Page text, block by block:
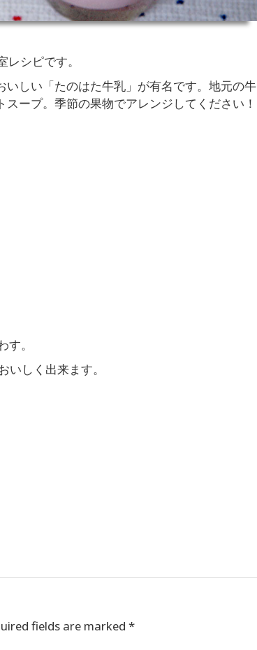
シピです。
しい「たのはた牛乳」が有名です。地元の牛
ープ。季節の果物でアレンジしてください！
。
しく出来ます。
fields are marked *